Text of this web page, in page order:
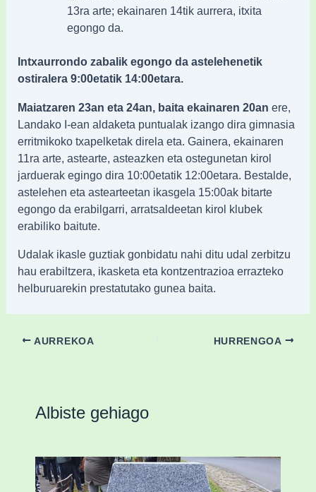
13ra arte; ekainaren 14tik aurrera, itxita
egongo da.
Intxaurrondo zabalik egongo da astelehenetik
ostiralera 9:00etatik 14:00etara.
Maiatzaren 23an eta 24an, baita ekainaren 20an ere,
Landako I-ean aldaketa puntualak izango dira gimnasia
erritmikoko txapelketak direla eta. Gainera, ekainaren
11ra arte, astearte, asteazken eta ostegunetan kirol
jarduerak egingo dira 10:00etatik 12:00etara. Bestalde,
astelehen eta astearteetan ikasgela 15:00ak bitarte
egongo da erabilgarri, arratsaldeetan kirol klubek
erabiliko baitute.
Udalak ikasle guztiak gonbidatu nahi ditu udal zerbitzu
hau erabiltzera, ikasketa eta kontzentrazioa errazteko
helburuarekin prestatutako gunea baita.
AURREKOA HURRENGOA
Albiste gehiago